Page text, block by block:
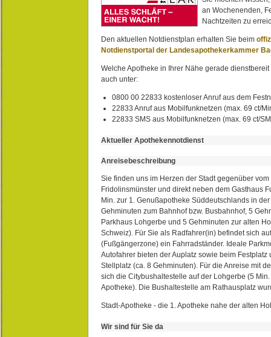
an Wochenenden,
Nachtzeiten zu
Den aktuellen Notdienstplan erhalten Sie beim
Notdienstportal der Landesapothekerkammer
Welche Apotheke in Ihrer Nähe gerade
auch unter:
0800 00 22833 kostenloser Anruf aus dem
22833 Anruf aus Mobilfunknetzen (max. 69 ct/
22833 SMS aus Mobilfunknetzen (max. 69 ct/
Aktueller Apothekennotdienst
Anreisebeschreibung
Sie finden uns im Herzen der Stadt gegenüber
Fridolinsmünster und direkt neben dem Gasthaus
Min. zur 1. Genußapotheke Süddeutschlands in
Gehminuten zum Bahnhof bzw. Busbahnhof, 5
Parkhaus Lohgerbe und 5 Gehminuten zur alten
Schweiz). Für Sie als Radfahrer(in) befindet sich
(Fußgängerzone) ein Fahrradständer. Ideale
Autofahrer bieten der Auplatz sowie beim Festplatz
Stellplatz (ca. 8 Gehminuten). Für die Anreise mit
sich die Citybushaltestelle auf der Lohgerbe (5
Apotheke). Die Bushaltestelle am Rathausplatz
Stadt-Apotheke - die 1. Apotheke nahe der alten
Wir sind für Sie da